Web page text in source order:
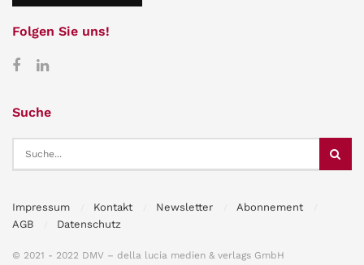
Folgen Sie uns!
Suche
Impressum Kontakt Newsletter
Abonnement
AGB
Datenschutz
© 2021 - 2022 DMV – della lucia medien & verlags GmbH